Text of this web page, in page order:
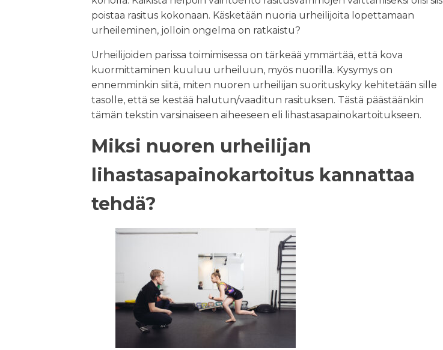
poistaa rasitus kokonaan. Käsketään nuoria urheilijoita lopettamaan
urheileminen, jolloin ongelma on ratkaistu?
Urheilijoiden parissa toimimisessa on tärkeää ymmärtää, että kova
kuormittaminen kuuluu urheiluun, myös nuorilla. Kysymys on
ennemminkin siitä, miten nuoren urheilijan suorituskyky kehitetään sille
tasolle, että se kestää halutun/vaaditun rasituksen. Tästä päästäänkin
tämän tekstin varsinaiseen aiheeseen eli lihastasapainokartoitukseen.
Miksi nuoren urheilijan
lihastasapainokartoitus kannattaa
tehdä?